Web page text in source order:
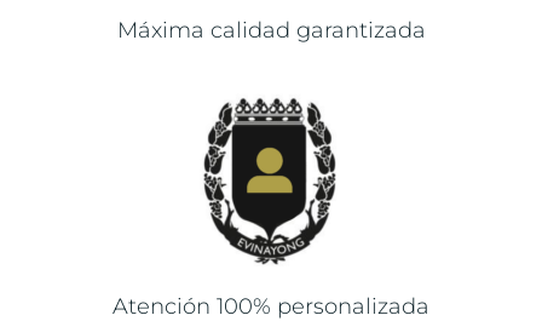
Máxima calidad garantizada
Atención 100% personalizada